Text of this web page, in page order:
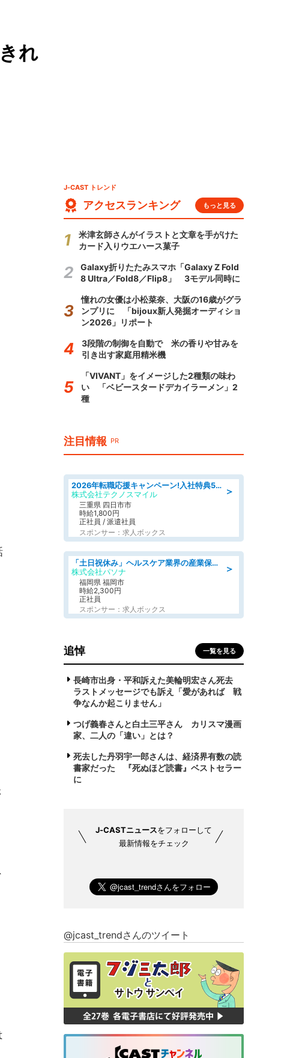
れ
J-CAST トレンド
アクセスランキング もっと見る
米津玄師さんがイラストと文章を手がけた
カード入りウエハース菓子
Galaxy折りたたみスマホ「Galaxy Z Fold
8 Ultra／Fold8／Flip8」 3モデル同時に
憧れの女優は小松菜奈、大阪の16歳がグラ
ンプリに 「bijoux新人発掘オーディショ
ン2026」リポート
3段階の制御を自動で 米の香りや甘みを
引き出す家庭用精米機
「VIVANT」をイメージした2種類の味わ
い 「ベビースタードデカイラーメン」2
種
注目情報 PR
＞
2026年転職応援キャンペーン!入社特典58万円/デンソーで働こう!自動車工場で小型部品の検査業務 denso aichi
株式会社テクノスマイル
三重県 四日市市
時給1,800円
正社員 / 派遣社員
スポンサー：求人ボックス
＞
「土日祝休み」ヘルスケア業界の産業保健師/高時給/未経験OK/要資格:保健師、正看護師
株式会社パソナ
福岡県 福岡市
時給2,300円
正社員
スポンサー：求人ボックス
追悼 一覧を見る
長崎市出身・平和訴えた美輪明宏さん死去
ラストメッセージでも訴え「愛があれば 戦
争なんか起こりません」
つげ義春さんと白土三平さん カリスマ漫画
家、二人の「違い」とは？
死去した丹羽宇一郎さんは、経済界有数の読
書家だった 『死ぬほど読書』ベストセラー
に
J-CASTニュースをフォローして
最新情報をチェック
@jcast_trendさんのツイート